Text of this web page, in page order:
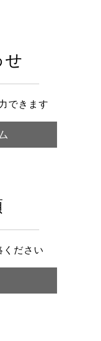
できます
ださい